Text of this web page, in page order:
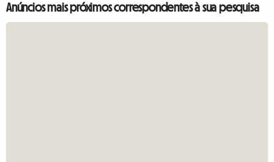
Anúncios mais próximos correspondentes à sua pesquisa